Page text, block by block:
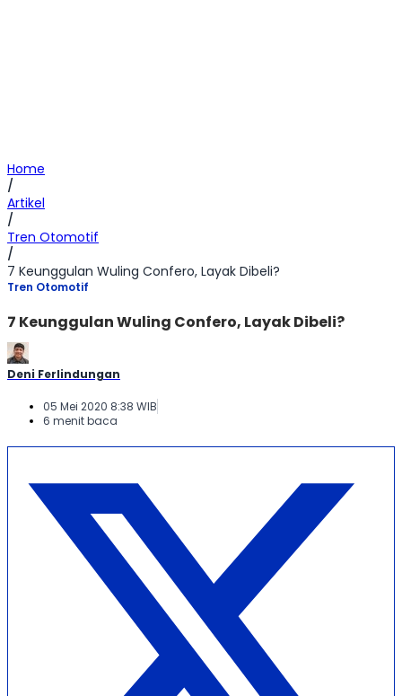
Home
/
Artikel
/
Tren Otomotif
/
7 Keunggulan Wuling Confero, Layak Dibeli?
Tren Otomotif
7 Keunggulan Wuling Confero, Layak Dibeli?
Deni Ferlindungan
05 Mei 2020 8:38 WIB
6 menit baca